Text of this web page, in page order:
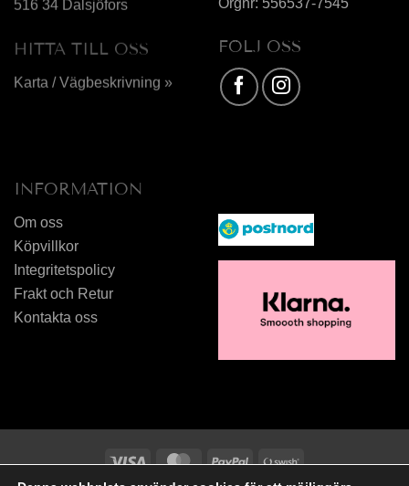
516 34 Dalsjöfors
HITTA TILL OSS
Karta / Vägbeskrivning »
FÖLJ OSS
INFORMATION
Om oss
Köpvillkor
Integritetspolicy
Frakt och Retur
Kontakta oss
Visa MasterCardPayPal
Swish
(SE)